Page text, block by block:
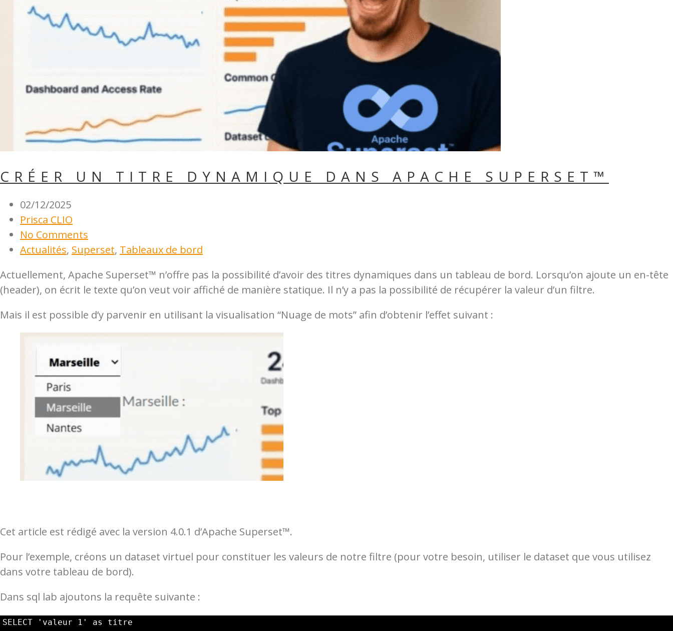
CRÉER UN TITRE DYNAMIQUE DANS APACHE SUPERSET™
02/12/2025
Prisca CLIO
No Comments
Actualités, Superset, Tableaux de bord
Actuellement, Apache Superset™ n’offre pas la possibilité d’avoir des titres dynamiques dans un tableau de bord. Lorsqu’on ajoute un en-tête
(header), on écrit le texte qu’on veut voir affiché de manière statique. Il n’y a pas la possibilité de récupérer la valeur d’un filtre.
Mais il est possible d’y parvenir en utilisant la visualisation “Nuage de mots” afin d’obtenir l’effet suivant :
Cet article est rédigé avec la version 4.0.1 d’Apache Superset™.
Pour l’exemple, créons un dataset virtuel pour constituer les valeurs de notre filtre (pour votre besoin, utiliser le dataset que vous utilisez
dans votre tableau de bord).
Dans sql lab ajoutons la requête suivante :
SELECT 'valeur 1' as titre